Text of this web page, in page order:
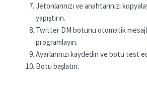
Jetonlarınızı ve anahtarınızı
yapıştırın.
Twitter DM botunu otomatik
programlayın.
Ayarlarınızı kaydedin ve botu test
Botu başlatın.